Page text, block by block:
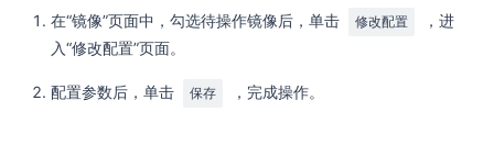
在“镜像”页面中，勾选待操作镜像后，单击 修改配置
，进
入“修改配置”页面。
配置参数后，单击 保存 ，完成操作。